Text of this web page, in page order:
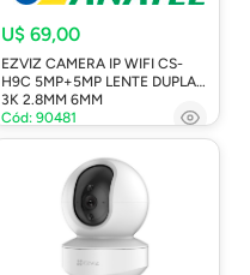
U$ 69,00
EZVIZ CAMERA IP WIFI CS-
H9C 5MP+5MP LENTE DUPLA
3K 2.8MM 6MM
Cód: 90481